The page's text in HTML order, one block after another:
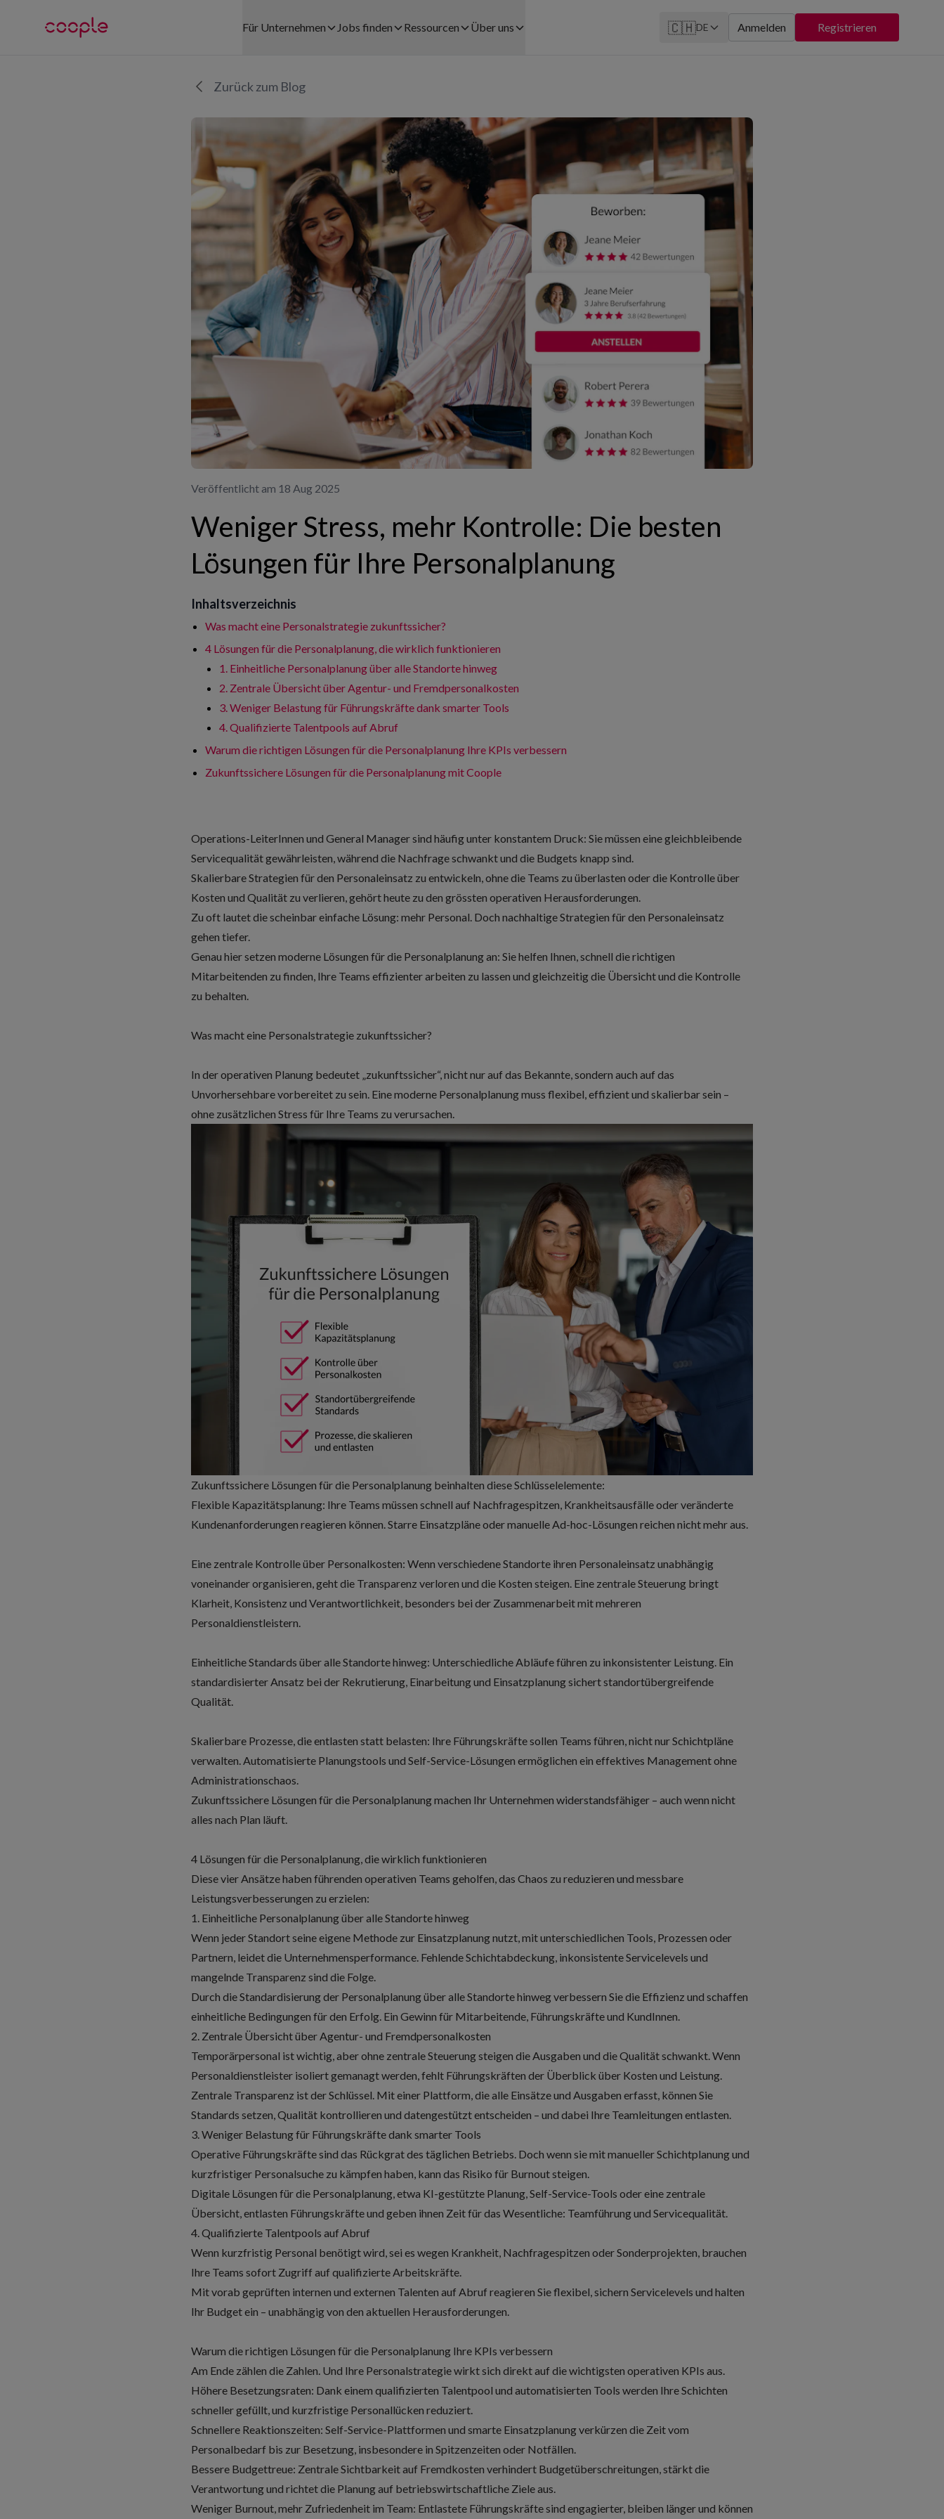
Für Unternehmen
SEKTOREN
Gesundheitswesen
Detailhandel
Logistik
Gastgewerbe
Events
Büro
Personalverleih
Payrolling
Try & Hire
Personalplanung
Jobs finden
Registrationsprozess
Coople Lohnabrechnung
Community
Help center
App herunterladen
Ressourcen
Blog
Rechtshinweise
Kontakt
Über uns
Karriere
🇨🇭DE Anmelden Registrieren
Zurück zum Blog
Veröffentlicht am 18 Aug 2025
Weniger Stress, mehr Kontrolle: Die besten
Lösungen für Ihre Personalplanung
Inhaltsverzeichnis
Was macht eine Personalstrategie zukunftssicher?
4 Lösungen für die Personalplanung, die wirklich funktionieren
1. Einheitliche Personalplanung über alle Standorte hinweg
2. Zentrale Übersicht über Agentur- und Fremdpersonalkosten
3. Weniger Belastung für Führungskräfte dank smarter Tools
4. Qualifizierte Talentpools auf Abruf
Warum die richtigen Lösungen für die Personalplanung Ihre KPIs verbessern
Zukunftssichere Lösungen für die Personalplanung mit Coople
Operations-LeiterInnen und General Manager sind häufig unter konstantem Druck: Sie müssen eine gleichbleibende
Servicequalität gewährleisten, während die Nachfrage schwankt und die Budgets knapp sind.
Skalierbare Strategien für den Personaleinsatz zu entwickeln, ohne die Teams zu überlasten oder die Kontrolle über
Kosten und Qualität zu verlieren, gehört heute zu den grössten operativen Herausforderungen.
Zu oft lautet die scheinbar einfache Lösung: mehr Personal. Doch nachhaltige Strategien für den Personaleinsatz
gehen tiefer.
Genau hier setzen moderne Lösungen für die Personalplanung an: Sie helfen Ihnen, schnell die richtigen
Mitarbeitenden zu finden, Ihre Teams effizienter arbeiten zu lassen und gleichzeitig die Übersicht und die Kontrolle
zu behalten.
Was macht eine Personalstrategie zukunftssicher?
In der operativen Planung bedeutet „zukunftssicher“, nicht nur auf das Bekannte, sondern auch auf das
Unvorhersehbare vorbereitet zu sein. Eine moderne Personalplanung muss flexibel, effizient und skalierbar sein –
ohne zusätzlichen Stress für Ihre Teams zu verursachen.
Zukunftssichere Lösungen für die Personalplanung beinhalten diese Schlüsselelemente:
Flexible Kapazitätsplanung: Ihre Teams müssen schnell auf Nachfragespitzen, Krankheitsausfälle oder veränderte
Kundenanforderungen reagieren können. Starre Einsatzpläne oder manuelle Ad-hoc-Lösungen reichen nicht mehr aus.
Eine zentrale Kontrolle über Personalkosten: Wenn verschiedene Standorte ihren Personaleinsatz unabhängig
voneinander organisieren, geht die Transparenz verloren und die Kosten steigen. Eine zentrale Steuerung bringt
Klarheit, Konsistenz und Verantwortlichkeit, besonders bei der Zusammenarbeit mit mehreren
Personaldienstleistern.
Einheitliche Standards über alle Standorte hinweg: Unterschiedliche Abläufe führen zu inkonsistenter Leistung. Ein
standardisierter Ansatz bei der Rekrutierung, Einarbeitung und Einsatzplanung sichert standortübergreifende
Qualität.
Skalierbare Prozesse, die entlasten statt belasten: Ihre Führungskräfte sollen Teams führen, nicht nur Schichtpläne
verwalten. Automatisierte Planungstools und Self-Service-Lösungen ermöglichen ein effektives Management ohne
Administrationschaos.
Zukunftssichere Lösungen für die Personalplanung machen Ihr Unternehmen widerstandsfähiger – auch wenn nicht
alles nach Plan läuft.
4 Lösungen für die Personalplanung, die wirklich funktionieren
Diese vier Ansätze haben führenden operativen Teams geholfen, das Chaos zu reduzieren und messbare
Leistungsverbesserungen zu erzielen:
1. Einheitliche Personalplanung über alle Standorte hinweg
Wenn jeder Standort seine eigene Methode zur Einsatzplanung nutzt, mit unterschiedlichen Tools, Prozessen oder
Partnern, leidet die Unternehmensperformance. Fehlende Schichtabdeckung, inkonsistente Servicelevels und
mangelnde Transparenz sind die Folge.
Durch die Standardisierung der Personalplanung über alle Standorte hinweg verbessern Sie die Effizienz und schaffen
einheitliche Bedingungen für den Erfolg. Ein Gewinn für Mitarbeitende, Führungskräfte und KundInnen.
2. Zentrale Übersicht über Agentur- und Fremdpersonalkosten
Temporärpersonal ist wichtig, aber ohne zentrale Steuerung steigen die Ausgaben und die Qualität schwankt. Wenn
Personaldienstleister isoliert gemanagt werden, fehlt Führungskräften der Überblick über Kosten und Leistung.
Zentrale Transparenz ist der Schlüssel. Mit einer Plattform, die alle Einsätze und Ausgaben erfasst, können Sie
Standards setzen, Qualität kontrollieren und datengestützt entscheiden – und dabei Ihre Teamleitungen entlasten.
3. Weniger Belastung für Führungskräfte dank smarter Tools
Operative Führungskräfte sind das Rückgrat des täglichen Betriebs. Doch wenn sie mit manueller Schichtplanung und
kurzfristiger Personalsuche zu kämpfen haben, kann das Risiko für Burnout steigen.
Digitale Lösungen für die Personalplanung, etwa KI-gestützte Planung, Self-Service-Tools oder eine zentrale
Übersicht, entlasten Führungskräfte und geben ihnen Zeit für das Wesentliche: Teamführung und Servicequalität.
4. Qualifizierte Talentpools auf Abruf
Wenn kurzfristig Personal benötigt wird, sei es wegen Krankheit, Nachfragespitzen oder Sonderprojekten, brauchen
Ihre Teams sofort Zugriff auf qualifizierte Arbeitskräfte.
Mit vorab geprüften internen und externen Talenten auf Abruf reagieren Sie flexibel, sichern Servicelevels und halten
Ihr Budget ein – unabhängig von den aktuellen Herausforderungen.
Warum die richtigen Lösungen für die Personalplanung Ihre KPIs verbessern
Am Ende zählen die Zahlen. Und Ihre Personalstrategie wirkt sich direkt auf die wichtigsten operativen KPIs aus.
Höhere Besetzungsraten: Dank einem qualifizierten Talentpool und automatisierten Tools werden Ihre Schichten
schneller gefüllt, und kurzfristige Personallücken reduziert.
Schnellere Reaktionszeiten: Self-Service-Plattformen und smarte Einsatzplanung verkürzen die Zeit vom
Personalbedarf bis zur Besetzung, insbesondere in Spitzenzeiten oder Notfällen.
Bessere Budgettreue: Zentrale Sichtbarkeit auf Fremdkosten verhindert Budgetüberschreitungen, stärkt die
Verantwortung und richtet die Planung auf betriebswirtschaftliche Ziele aus.
Weniger Burnout, mehr Zufriedenheit im Team: Entlastete Führungskräfte sind engagierter, bleiben länger und können